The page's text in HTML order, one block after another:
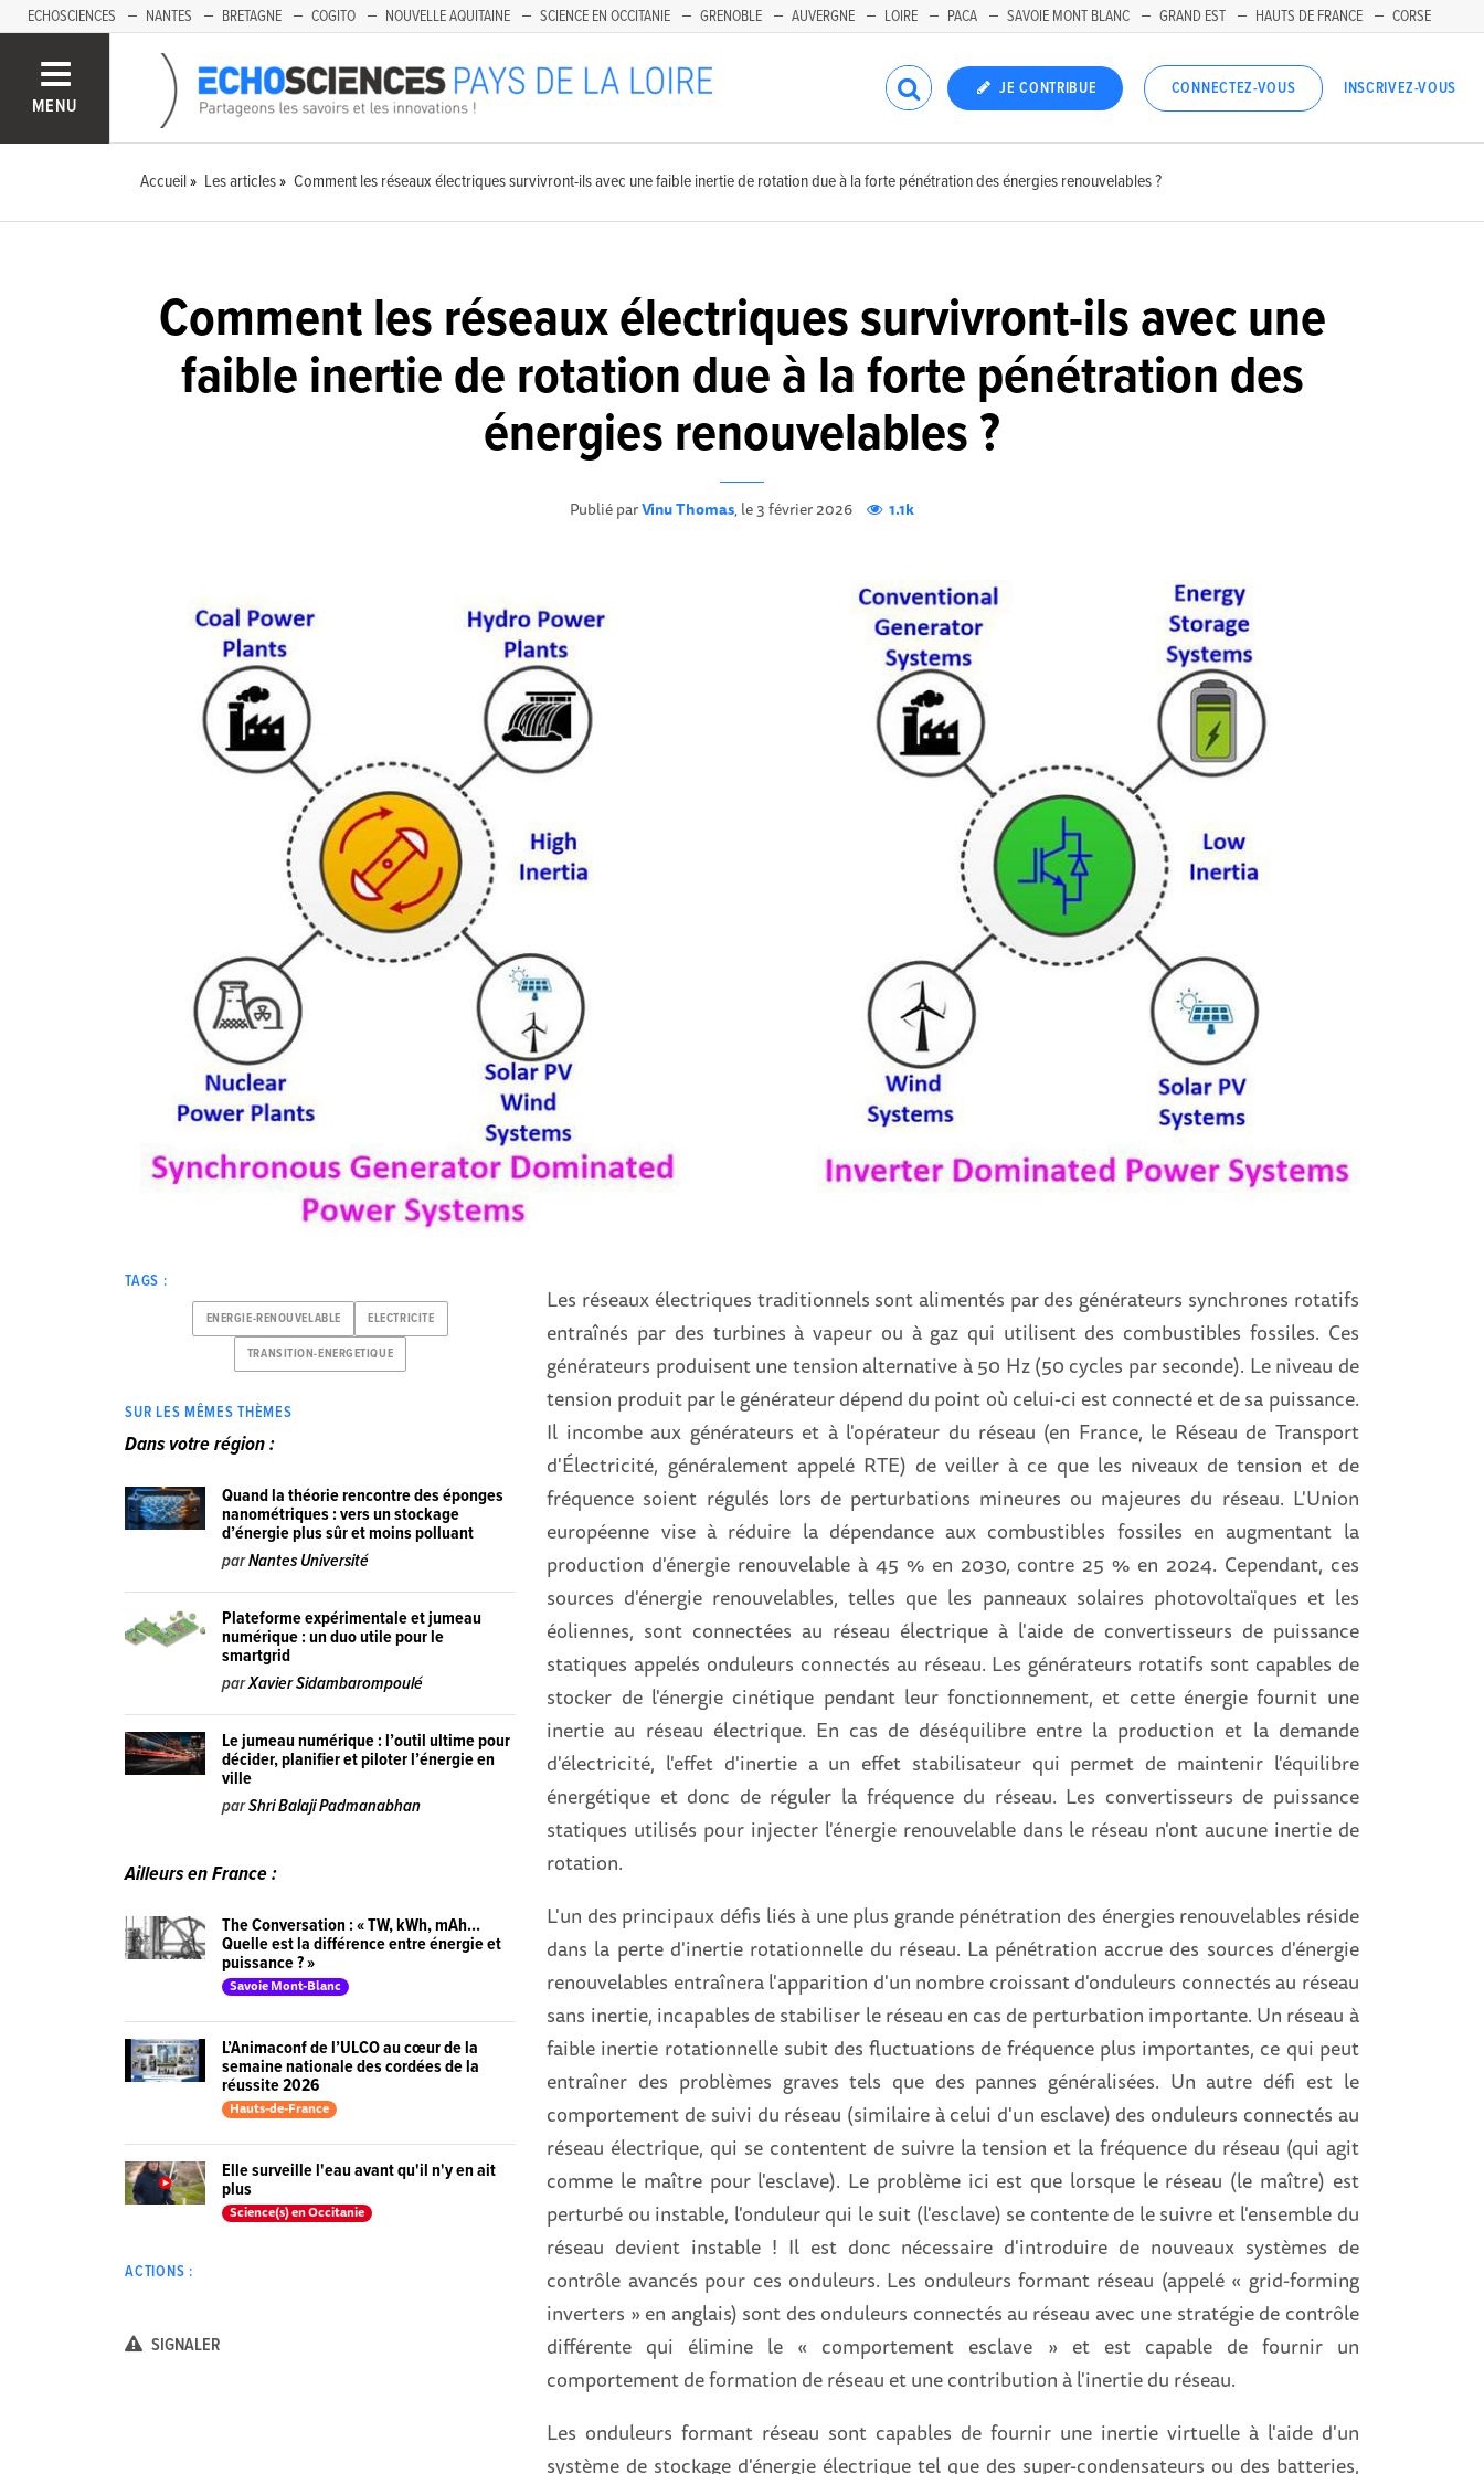
ECHOSCIENCES NANTES BRETAGNE COGITO NOUVELLE AQUITAINE SCIENCE EN OCCITANIE GRENOBLE AUVERGNE LOIRE PACA SAVOIE MONT BLANC GRAND EST HAUTS DE FRANCE CORSE
MENU
JE CONTRIBUE CONNECTEZ-VOUS INSCRIVEZ-VOUS
Accueil Les articles Comment les réseaux électriques survivront-ils avec une faible inertie de rotation due à la forte pénétration des énergies renouvelables ?
Comment les réseaux électriques survivront-ils avec une
faible inertie de rotation due à la forte pénétration des
énergies renouvelables ?
Publié parVinu Thomas, le 3 février 2026 1.1k
Les réseaux électriques traditionnels sont alimentés par des générateurs synchrones rotatifs
entraînés par des turbines à vapeur ou à gaz qui utilisent des combustibles fossiles. Ces
générateurs produisent une tension alternative à 50 Hz (50 cycles par seconde). Le niveau de
tension produit par le générateur dépend du point où celui-ci est connecté et de sa puissance.
Il incombe aux générateurs et à l'opérateur du réseau (en France, le Réseau de Transport
d'Électricité, généralement appelé RTE) de veiller à ce que les niveaux de tension et de
fréquence soient régulés lors de perturbations mineures ou majeures du réseau. L'Union
européenne vise à réduire la dépendance aux combustibles fossiles en augmentant la
production d'énergie renouvelable à 45 % en 2030, contre 25 % en 2024. Cependant, ces
sources d'énergie renouvelables, telles que les panneaux solaires photovoltaïques et les
éoliennes, sont connectées au réseau électrique à l'aide de convertisseurs de puissance
statiques appelés onduleurs connectés au réseau. Les générateurs rotatifs sont capables de
stocker de l'énergie cinétique pendant leur fonctionnement, et cette énergie fournit une
inertie au réseau électrique. En cas de déséquilibre entre la production et la demande
d'électricité, l'effet d'inertie a un effet stabilisateur qui permet de maintenir l'équilibre
énergétique et donc de réguler la fréquence du réseau. Les convertisseurs de puissance
statiques utilisés pour injecter l'énergie renouvelable dans le réseau n'ont aucune inertie de
rotation.
L'un des principaux défis liés à une plus grande pénétration des énergies renouvelables réside
dans la perte d'inertie rotationnelle du réseau. La pénétration accrue des sources d'énergie
renouvelables entraînera l'apparition d'un nombre croissant d'onduleurs connectés au réseau
sans inertie, incapables de stabiliser le réseau en cas de perturbation importante. Un réseau à
faible inertie rotationnelle subit des fluctuations de fréquence plus importantes, ce qui peut
entraîner des problèmes graves tels que des pannes généralisées. Un autre défi est le
comportement de suivi du réseau (similaire à celui d'un esclave) des onduleurs connectés au
réseau électrique, qui se contentent de suivre la tension et la fréquence du réseau (qui agit
comme le maître pour l'esclave). Le problème ici est que lorsque le réseau (le maître) est
perturbé ou instable, l'onduleur qui le suit (l'esclave) se contente de le suivre et l'ensemble du
réseau devient instable ! Il est donc nécessaire d'introduire de nouveaux systèmes de
contrôle avancés pour ces onduleurs. Les onduleurs formant réseau (appelé « grid-forming
inverters » en anglais) sont des onduleurs connectés au réseau avec une stratégie de contrôle
différente qui élimine le « comportement esclave » et est capable de fournir un
comportement de formation de réseau et une contribution à l'inertie du réseau.
Les onduleurs formant réseau sont capables de fournir une inertie virtuelle à l'aide d'un
système de stockage d'énergie électrique tel que des super-condensateurs ou des batteries,
TAGS :
ENERGIE-RENOUVELABLE ELECTRICITE
TRANSITION-ENERGETIQUE
SUR LES MÊMES THÈMES
Dans votre région :
Quand la théorie rencontre des éponges
nanométriques : vers un stockage
d’énergie plus sûr et moins polluant
parNantes Université
Plateforme expérimentale et jumeau
numérique : un duo utile pour le
smartgrid
parXavier Sidambarompoulé
Le jumeau numérique : l’outil ultime pour
décider, planifier et piloter l’énergie en
ville
parShri Balaji Padmanabhan
Ailleurs en France :
The Conversation : « TW, kWh, mAh…
Quelle est la différence entre énergie et
puissance ? »
Savoie Mont-Blanc
L’Animaconf de l’ULCO au cœur de la
semaine nationale des cordées de la
réussite 2026
Hauts-de-France
Elle surveille l'eau avant qu'il n'y en ait
plus
Science(s) en Occitanie
ACTIONS :
SIGNALER